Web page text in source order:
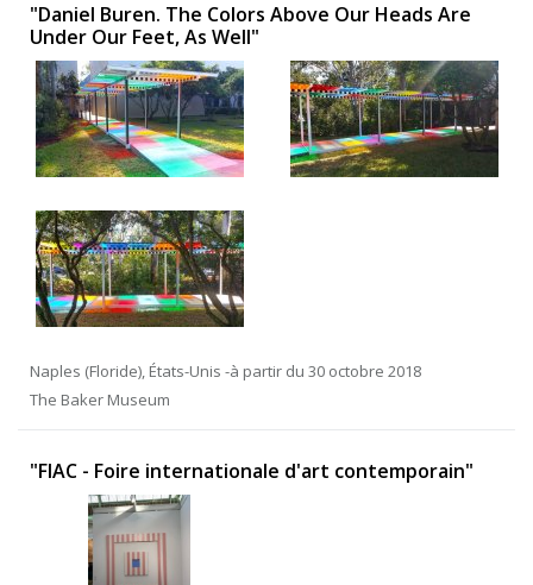
"Daniel Buren. The Colors Above Our Heads Are
Under Our Feet, As Well"
Naples (Floride), États-Unis -à partir du 30 octobre 2018
The Baker Museum
"FIAC - Foire internationale d'art contemporain"